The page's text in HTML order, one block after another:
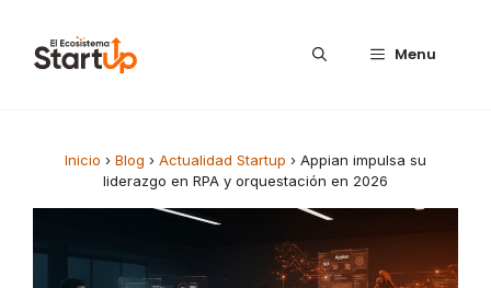
Menu
Inicio › Blog › Actualidad Startup › Appian impulsa su
liderazgo en RPA y orquestación en 2026